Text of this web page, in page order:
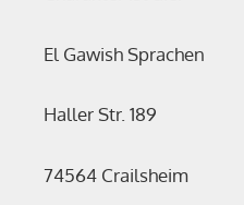
El Gawish Sprachen
Haller Str. 189
74564 Crailsheim